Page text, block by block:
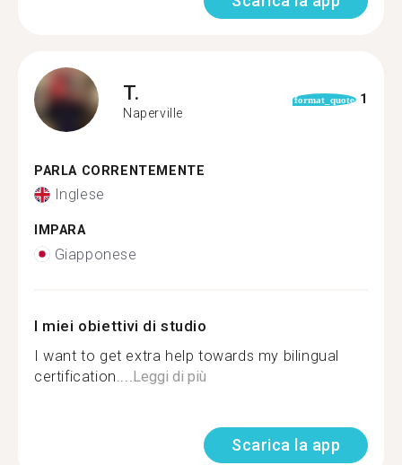
T.
Naperville
format_quote 1
PARLA CORRENTEMENTE
Inglese
IMPARA
Giapponese
I miei obiettivi di studio
I want to get extra help towards my bilingual
certification.... Leggi di più
Scarica la app